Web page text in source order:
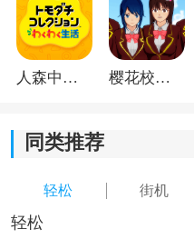
《过马路僵尸》游戏体验：
*与好友竞争最高分，通过
*内容丰富多样，在过马路
和情节。
*操作方式简单易上手，只
击，适合各种玩家的需求。
人森中文版 樱花校园模拟器1.048.00中文版
同类推荐
轻松 街机
轻松